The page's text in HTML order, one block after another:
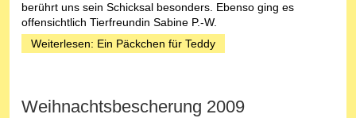
berührt uns sein Schicksal besonders. Ebenso ging es
offensichtlich Tierfreundin Sabine P.-W.
Weiterlesen: Ein Päckchen für Teddy
Weihnachtsbescherung 2009